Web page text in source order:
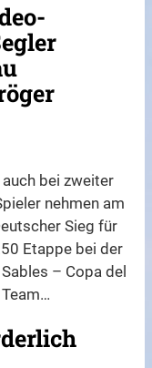
auch bei zweiter
nehmen am
Sieg für
Etappe bei der
– Copa del